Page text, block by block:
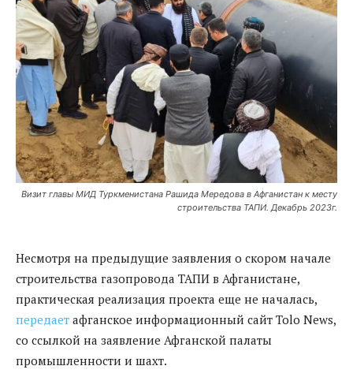
Визит главы МИД Туркменистана Рашида Мередова в Афганистан к месту
строительства ТАПИ. Декабрь 2023г.
Несмотря на предыдущие заявления о скором начале
строительства газопровода ТАПИ в Афганистане,
практическая реализация проекта еще не началась,
передает афганское информационный сайт Tolo News,
со ссылкой на заявление Афганской палаты
промышленности и шахт.